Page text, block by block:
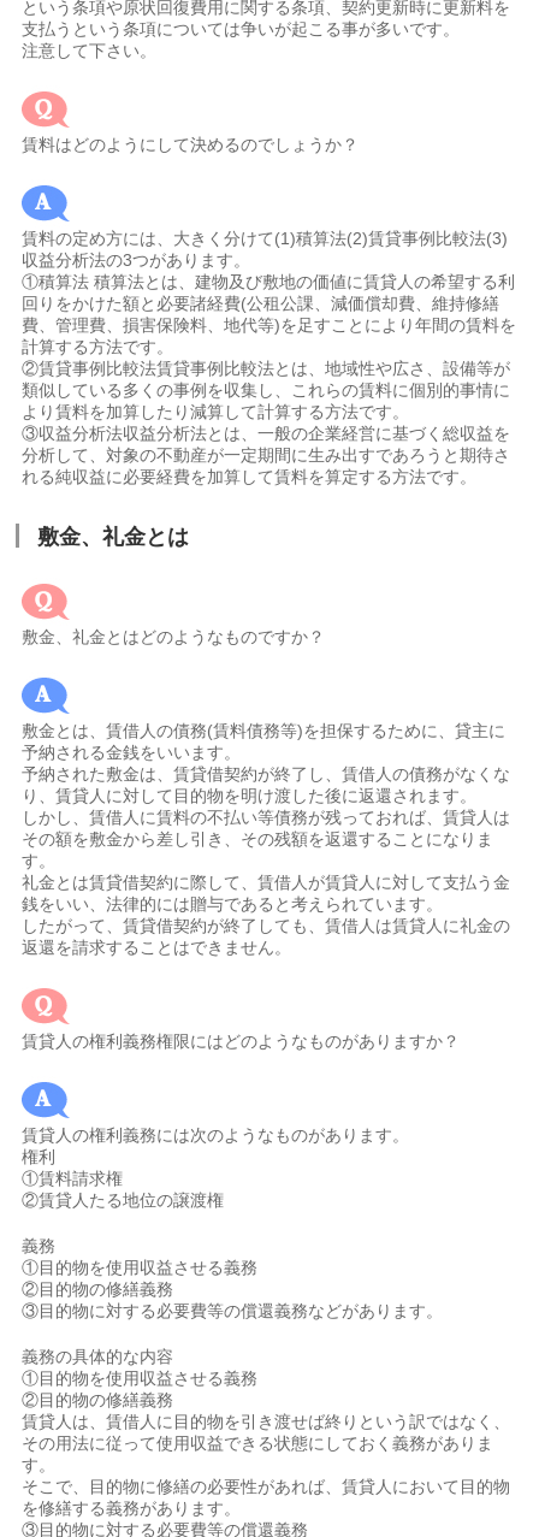
という条項や原状回復費用に関する条項、契約更新時に更新料を
支払うという条項については争いが起こる事が多いです。
注意して下さい。
賃料はどのようにして決めるのでしょうか？
賃料の定め方には、大きく分けて(1)積算法(2)賃貸事例比較法(3)
収益分析法の3つがあります。
①積算法 積算法とは、建物及び敷地の価値に賃貸人の希望する利
回りをかけた額と必要諸経費(公租公課、減価償却費、維持修繕
費、管理費、損害保険料、地代等)を足すことにより年間の賃料を
計算する方法です。
②賃貸事例比較法賃貸事例比較法とは、地域性や広さ、設備等が
類似している多くの事例を収集し、これらの賃料に個別的事情に
より賃料を加算したり減算して計算する方法です。
③収益分析法収益分析法とは、一般の企業経営に基づく総収益を
分析して、対象の不動産が一定期間に生み出すであろうと期待さ
れる純収益に必要経費を加算して賃料を算定する方法です。
敷金、礼金とは
敷金、礼金とはどのようなものですか？
敷金とは、賃借人の債務(賃料債務等)を担保するために、貸主に
予納される金銭をいいます。
予納された敷金は、賃貸借契約が終了し、賃借人の債務がなくな
り、賃貸人に対して目的物を明け渡した後に返還されます。
しかし、賃借人に賃料の不払い等債務が残っておれば、賃貸人は
その額を敷金から差し引き、その残額を返還することになりま
す。
礼金とは賃貸借契約に際して、賃借人が賃貸人に対して支払う金
銭をいい、法律的には贈与であると考えられています。
したがって、賃貸借契約が終了しても、賃借人は賃貸人に礼金の
返還を請求することはできません。
賃貸人の権利義務権限にはどのようなものがありますか？
賃貸人の権利義務には次のようなものがあります。
権利
①賃料請求権
②賃貸人たる地位の譲渡権
義務
①目的物を使用収益させる義務
②目的物の修繕義務
③目的物に対する必要費等の償還義務などがあります。
義務の具体的な内容
①目的物を使用収益させる義務
②目的物の修繕義務
賃貸人は、賃借人に目的物を引き渡せば終りという訳ではなく、
その用法に従って使用収益できる状態にしておく義務がありま
す。
そこで、目的物に修繕の必要性があれば、賃貸人において目的物
を修繕する義務があります。
③目的物に対する必要費等の償還義務